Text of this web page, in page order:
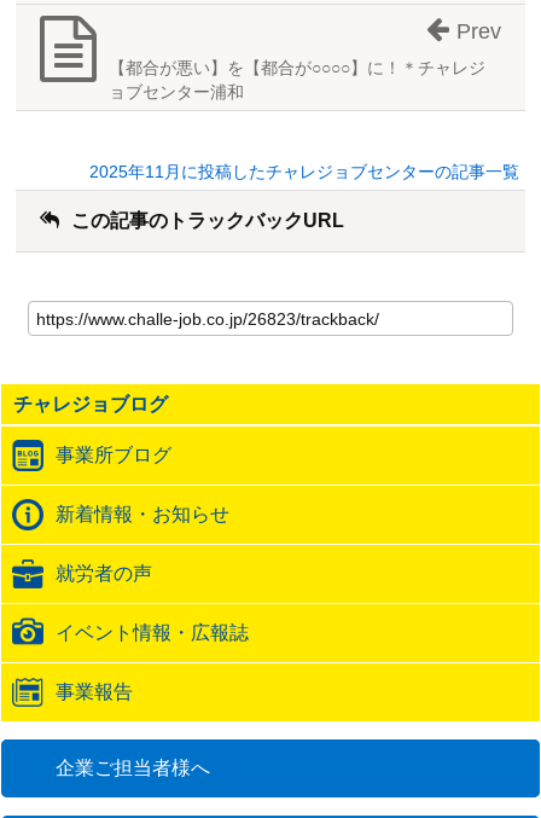
【都合が悪い】を【都合が○○○○】に！＊チャレジ
ョブセンター浦和
Prev
2025年11月に投稿したチャレジョブセンターの記事一覧
この記事のトラックバックURL
の
記
の
ト
ッ
ク
バ
ッ
ク
URL
チャレジョブログ
事業所ブログ
新着情報・お知らせ
就労者の声
イベント情報・広報誌
事業報告
企業ご担当者様へ